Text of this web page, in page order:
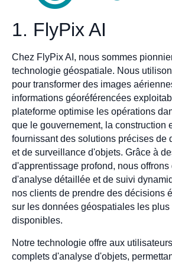
1. FlyPix AI
Chez FlyPix AI, nous sommes
technologie géospatiale. Nous
pour transformer des images
informations géoréférencées
plateforme optimise les opérations
que le gouvernement, la construction
fournissant des solutions précises de
et de surveillance d'objets. Grâce à
d'apprentissage profond, nous
d'analyse détaillée et de suivi
nos clients de prendre des décisions
sur les données géospatiales les plus
disponibles.
Notre technologie offre aux
complets d'analyse d'objets,